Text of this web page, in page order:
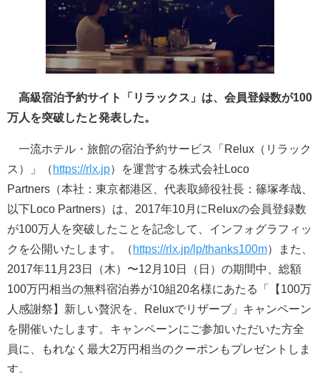
高級宿泊予約サイト「リラックス」は、会員登録数が100
万人を突破したと発表した。
一流ホテル・旅館の宿泊予約サービス「Relux（リラック
ス）」（ https://rlx.jp）を運営する株式会社Loco
Partners（本社：東京都港区、代表取締役社長：篠塚孝哉、
以下Loco Partners）は、2017年10月にReluxの会員登録数
が100万人を突破したことを記念して、インフォグラフィッ
クを公開いたします。（ https://rlx.jp/lp/thanks100m）また、
2017年11月23日（木）〜12月10日（日）の期間中、総額
100万円相当の無料宿泊券が10組20名様にあたる「【100万
人感謝祭】新しい贅沢を、Reluxでリザーブ」キャンペーン
を開催いたします。キャンペーンにご参加いただいた方全
員に、もれなく最大2万円相当のクーポンもプレゼントしま
す。